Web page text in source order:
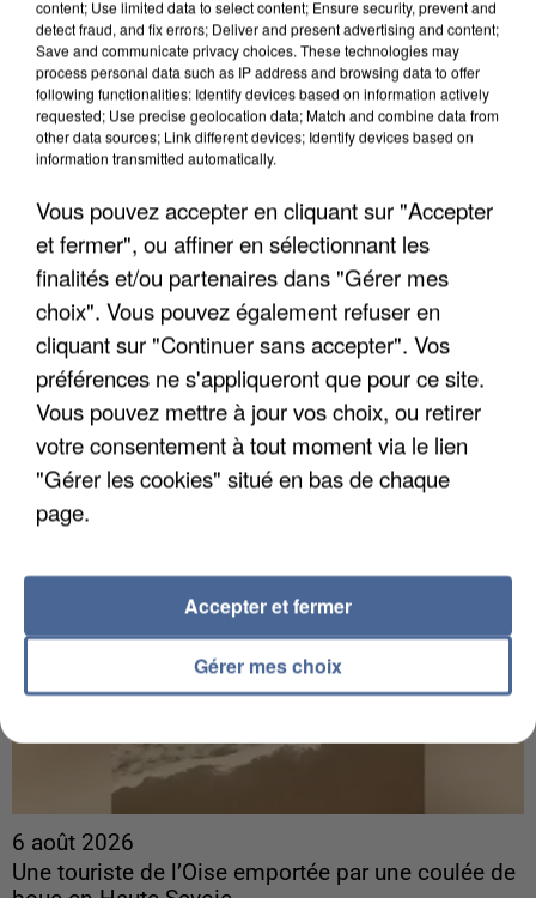
6 août 2026
Gabriel Attal et Raphaël Glucksmann visés par des
ingérences...
Sollicité, Sébastien Lecornu annonce un "travail
commun" avec les partis à la rentrée.
6 août 2026
Une touriste de l’Oise emportée par une coulée de
content; Use limited data to select content; Ensure security, prevent and
detect fraud, and fix errors; Deliver and present advertising and content;
Save and communicate privacy choices. These technologies may
process personal data such as IP address and browsing data to offer
following functionalities: Identify devices based on information actively
requested; Use precise geolocation data; Match and combine data from
other data sources; Link different devices; Identify devices based on
information transmitted automatically.
Vous pouvez accepter en cliquant sur "Accepter
et fermer", ou affiner en sélectionnant les
finalités et/ou partenaires dans "Gérer mes
choix". Vous pouvez également refuser en
cliquant sur "Continuer sans accepter". Vos
préférences ne s'appliqueront que pour ce site.
Vous pouvez mettre à jour vos choix, ou retirer
votre consentement à tout moment via le lien
"Gérer les cookies" situé en bas de chaque
page.
Gérer mes choix
Accepter et fermer